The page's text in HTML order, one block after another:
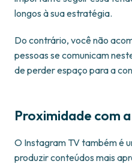
longos à sua estratégia.
Do contrário, você não
pessoas se comunicam
de perder espaço para a
Proximidade com
O Instagram TV também é
produzir conteúdos mais